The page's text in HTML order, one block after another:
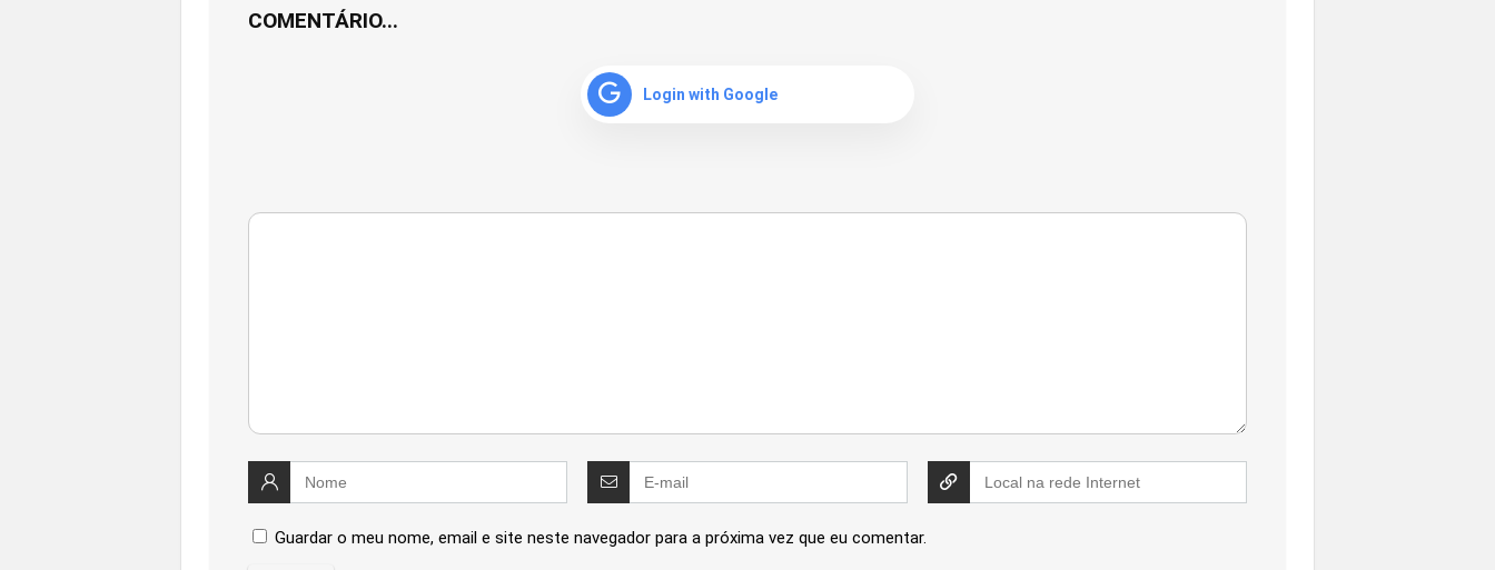
COMENTÁRIO...
Login with Google
Guardar o meu nome, email e site neste navegador para a próxima vez que eu comentar.